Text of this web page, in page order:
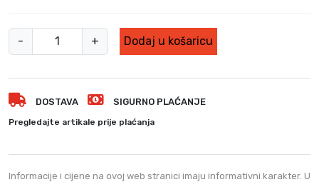
-
i
a
g
r
m
+ Dodaj u košaricu
DOSTAVA SIGURNO PLAĆANJE
Pregledajte artikale prije plaćanja
Informacije i cijene na ovoj web stranici imaju informativni karakter. U